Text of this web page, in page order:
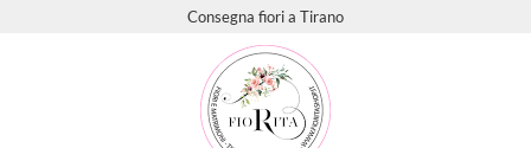
Consegna fiori a Tirano